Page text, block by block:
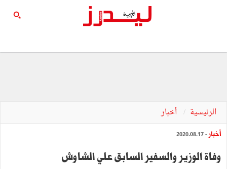
الرئيسية أخبار
أخبار - 2020.08.17
وفاة الوزير والسفير السابق علي الشاوش